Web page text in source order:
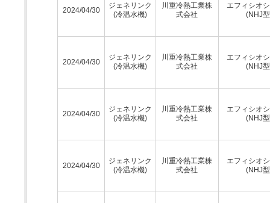
2024/04/30
ジェネリンク
(冷温水機)
川重冷熱工業株
式会社
エフィシオ
(NHJ
2024/04/30
ジェネリンク
(冷温水機)
川重冷熱工業株
式会社
エフィシオ
(NHJ
2024/04/30
ジェネリンク
(冷温水機)
川重冷熱工業株
式会社
エフィシオ
(NHJ
2024/04/30
ジェネリンク
(冷温水機)
川重冷熱工業株
式会社
エフィシオ
(NHJ